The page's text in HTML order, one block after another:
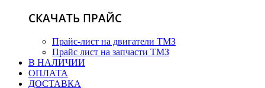
СКАЧАТЬ ПРАЙС
Прайс-лист на двигатели ТМЗ
Прайс лист на запчасти ТМЗ
В НАЛИЧИИ
ОПЛАТА
ДОСТАВКА